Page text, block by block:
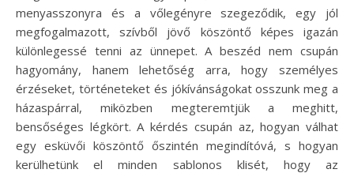
menyasszonyra és a vőlegényre szegeződik, egy jól
megfogalmazott, szívből jövő köszöntő képes igazán
különlegessé tenni az ünnepet. A beszéd nem csupán
hagyomány, hanem lehetőség arra, hogy személyes
érzéseket, történeteket és jókívánságokat osszunk meg a
házaspárral, miközben megteremtjük a meghitt,
bensőséges légkört. A kérdés csupán az, hogyan válhat
egy esküvői köszöntő őszintén megindítóvá, s hogyan
kerülhetünk el minden sablonos klisét, hogy az